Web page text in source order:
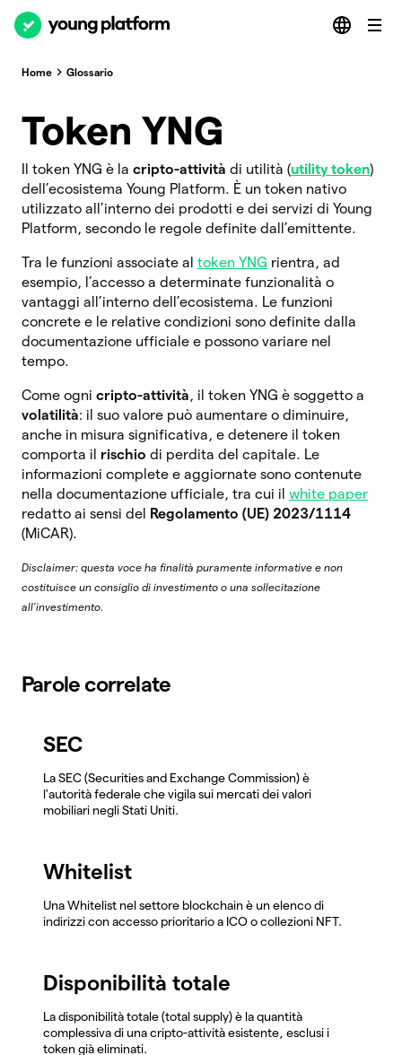
Home Glossario
Token YNG
Il token YNG è la cripto-attività di utilità (utility token)
dell’ecosistema Young Platform. È un token nativo
utilizzato all’interno dei prodotti e dei servizi di Young
Platform, secondo le regole definite dall’emittente.
Tra le funzioni associate al token YNG rientra, ad
esempio, l’accesso a determinate funzionalità o
vantaggi all’interno dell’ecosistema. Le funzioni
concrete e le relative condizioni sono definite dalla
documentazione ufficiale e possono variare nel
tempo.
Come ogni cripto-attività, il token YNG è soggetto a
volatilità: il suo valore può aumentare o diminuire,
anche in misura significativa, e detenere il token
comporta il rischio di perdita del capitale. Le
informazioni complete e aggiornate sono contenute
nella documentazione ufficiale, tra cui il white paper
redatto ai sensi del
Regolamento (UE) 2023/1114
(MiCAR).
Disclaimer: questa voce ha finalità puramente informative e non
costituisce un consiglio di investimento o una sollecitazione
all’investimento.
Parole correlate
SEC
La SEC (Securities and Exchange Commission) è
l'autorità federale che vigila sui mercati dei valori
mobiliari negli Stati Uniti.
Whitelist
Una Whitelist nel settore blockchain è un elenco di
indirizzi con accesso prioritario a ICO o collezioni NFT.
Disponibilità totale
La disponibilità totale (total supply) è la quantità
complessiva di una cripto-attività esistente, esclusi i
token già eliminati.